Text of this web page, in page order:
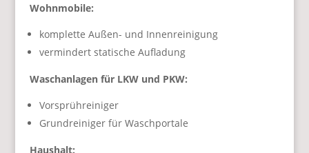
Wohnmobile:
komplette Außen- und Innenreinigung
vermindert statische Aufladung
Waschanlagen für LKW und PKW:
Vorsprühreiniger
Grundreiniger für Waschportale
Haushalt: